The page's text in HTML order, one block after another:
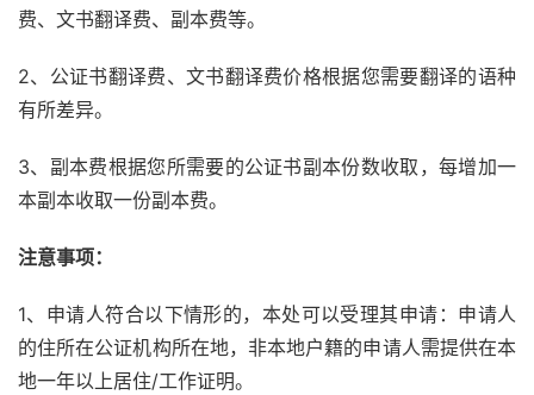
费、文书翻译费、副本费等。
2、公证书翻译费、文书翻译费价格根据您需要翻译的语种
有所差异。
3、副本费根据您所需要的公证书副本份数收取，每增加一
本副本收取一份副本费。
注意事项：
1、申请人符合以下情形的，本处可以受理其申请：申请人
的住所在公证机构所在地，非本地户籍的申请人需提供在本
地一年以上居住/工作证明。